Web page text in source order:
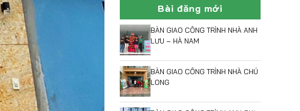
Bài đăng mới
BÀN GIAO CÔNG TRÌNH NHÀ ANH
LƯU – HÀ NAM
BÀN GIAO CÔNG TRÌNH NHÀ CHÚ
LONG